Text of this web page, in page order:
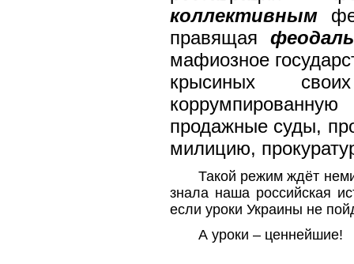
коллективным
правящая
мафиозное
крысиных
продажные суды,
милицию,
Такой режим ждёт
знала наша российская
если уроки Украины не
А уроки – ценнейшие!